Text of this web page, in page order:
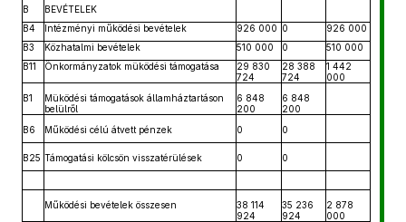
B
BEVÉTELEK
B4
Intézményi működési bevételek 926 000 0
926 000
B3
Közhatalmi bevételek 510 000 0
510 000
B11
Önkormányzatok müködési támogatása
29 830
724
28 388
724
1 442
000
B1
Müködési támogatások államháztartáson
belülről
6 848
200
6 848
200
B6
Működési célú átvett pénzek 0 0
B25 Támogatási kölcsön visszatérülések 0 0
Működési bevételek összesen
38 114
924
35 236
924
2 878
000